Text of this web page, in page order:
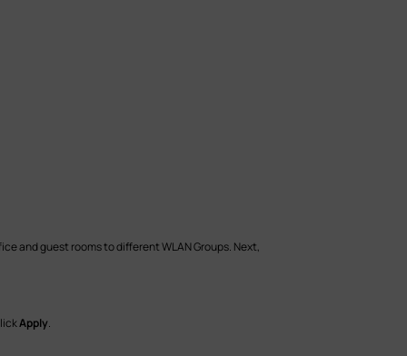
and guest rooms to different WLAN Groups. Next,
Apply.